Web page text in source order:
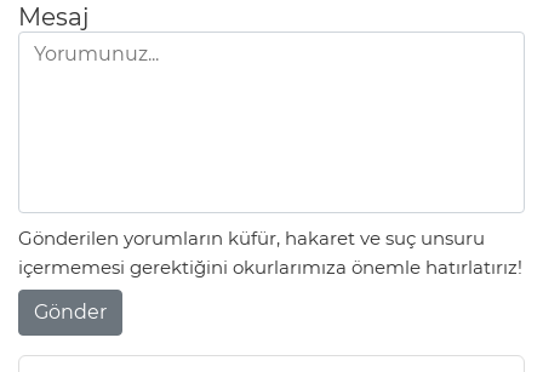
Mesaj
Gönderilen yorumların küfür, hakaret ve suç unsuru
içermemesi gerektiğini okurlarımıza önemle hatırlatırız!
Gönder